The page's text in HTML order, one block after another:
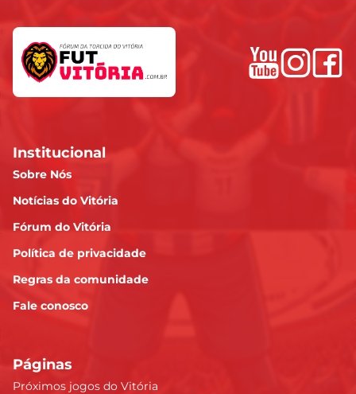
Institucional
Sobre Nós
Notícias do Vitória
Fórum do Vitória
Política de privacidade
Regras da comunidade
Fale conosco
Páginas
Próximos jogos do Vitória